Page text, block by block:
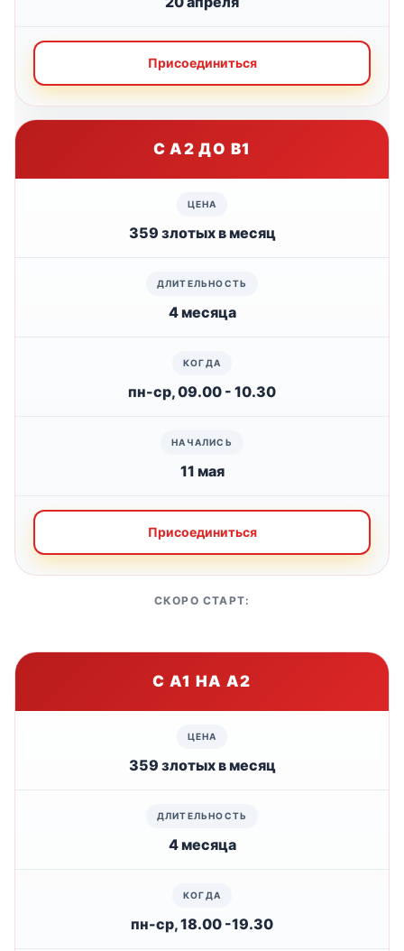
Присоединиться
С A2 ДО B1
359 злотых в месяц
4 месяца
пн-ср, 09.00 - 10.30
11 мая
Присоединиться
СКОРО СТАРТ:
С А1 НА А2
359 злотых в месяц
4 месяца
пн-ср, 18.00 -19.30